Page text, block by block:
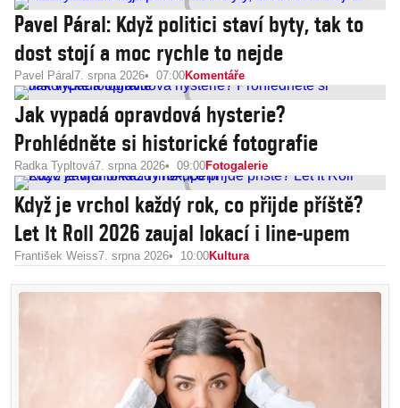
Pavel Páral: Když politici staví byty, tak to
dost stojí a moc rychle to nejde
Pavel Páral 7. srpna 2026 07:00Komentáře
Jak vypadá opravdová hysterie?
Prohlédněte si historické fotografie
Radka Typltová7. srpna 2026 09:00Fotogalerie
Když je vrchol každý rok, co přijde příště?
Let It Roll 2026 zaujal lokací i line-upem
František Weiss7. srpna 2026 10:00Kultura